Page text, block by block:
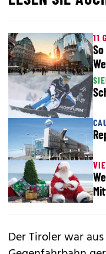
11
Der Tiroler war